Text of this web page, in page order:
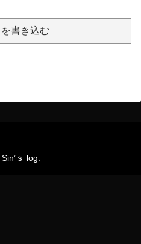
書き込む
ｓ log.